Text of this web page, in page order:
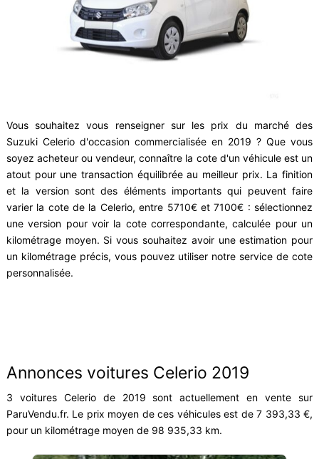
Vous souhaitez vous renseigner sur les prix du marché des
Suzuki Celerio d'occasion commercialisée en 2019 ? Que vous
soyez acheteur ou vendeur, connaître la cote d'un véhicule est un
atout pour une transaction équilibrée au meilleur prix. La finition
et la version sont des éléments importants qui peuvent faire
varier la cote de la Celerio, entre 5710€ et 7100€ : sélectionnez
une version pour voir la cote correspondante, calculée pour un
kilométrage moyen. Si vous souhaitez avoir une estimation pour
un kilométrage précis, vous pouvez utiliser notre service de cote
personnalisée.
Annonces voitures Celerio 2019
3 voitures Celerio de 2019 sont actuellement en vente sur
ParuVendu.fr. Le prix moyen de ces véhicules est de 7 393,33 €,
pour un kilométrage moyen de 98 935,33 km.